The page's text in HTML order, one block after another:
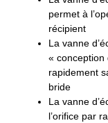
permet à
récipient
La vanne
« conception
rapidement
bride
La vanne
l’orifice par